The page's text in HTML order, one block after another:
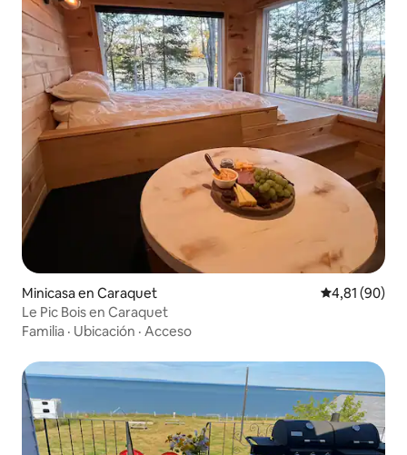
Minicasa en Caraquet Calificación
4,81 (90)
Le Pic Bois en Caraquet
Familia · Ubicación · Acceso